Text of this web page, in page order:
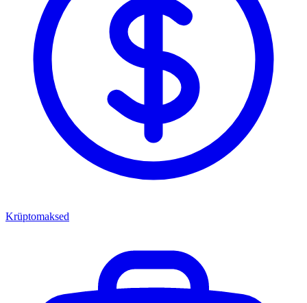
Krüptomaksed